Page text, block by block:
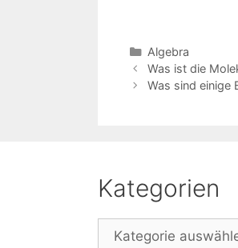
Kategorien
Algebra
Beitrags-
Navigation
Was ist die
Was sind einige
Kategorien
Kategorien